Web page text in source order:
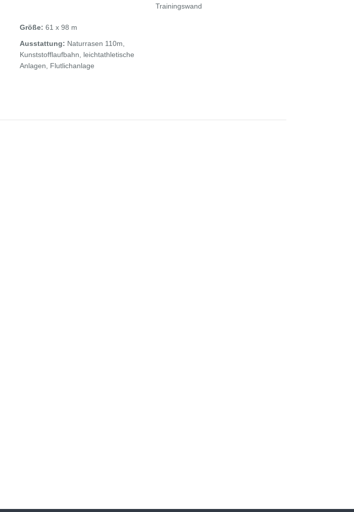
Größe: 61 x 98 m
Ausstattung: Naturrasen 110m,
Kunststofflaufbahn, leichtathletische
Anlagen, Flutlichanlage
Trainingswand